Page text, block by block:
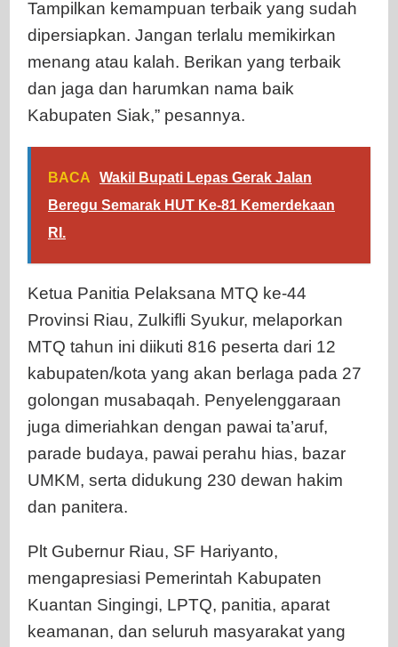
Tampilkan kemampuan terbaik yang sudah
dipersiapkan. Jangan terlalu memikirkan
menang atau kalah. Berikan yang terbaik
dan jaga dan harumkan nama baik
Kabupaten Siak,” pesannya.
BACA
Wakil Bupati Lepas Gerak Jalan
Beregu Semarak HUT Ke-81 Kemerdekaan
RI.
Ketua Panitia Pelaksana MTQ ke-44
Provinsi Riau, Zulkifli Syukur, melaporkan
MTQ tahun ini diikuti 816 peserta dari 12
kabupaten/kota yang akan berlaga pada 27
golongan musabaqah. Penyelenggaraan
juga dimeriahkan dengan pawai ta’aruf,
parade budaya, pawai perahu hias, bazar
UMKM, serta didukung 230 dewan hakim
dan panitera.
Plt Gubernur Riau, SF Hariyanto,
mengapresiasi Pemerintah Kabupaten
Kuantan Singingi, LPTQ, panitia, aparat
keamanan, dan seluruh masyarakat yang